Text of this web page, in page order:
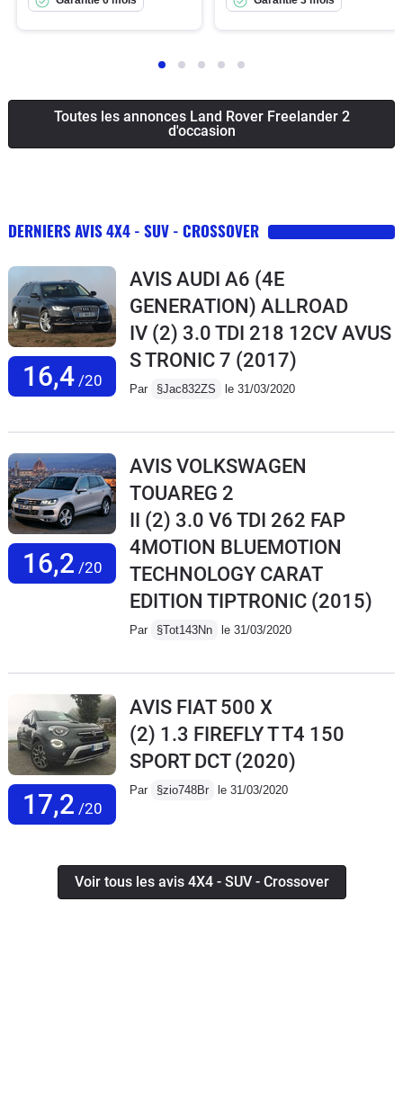
Toutes les annonces Land Rover Freelander 2
d'occasion
DERNIERS AVIS 4X4 - SUV - CROSSOVER
16,4/20
AVIS AUDI A6 (4E
GENERATION) ALLROAD
IV (2) 3.0 TDI 218 12CV AVUS
S TRONIC 7 (2017)
Par §Jac832ZS le 31/03/2020
16,2 /20
AVIS VOLKSWAGEN
TOUAREG 2
II (2) 3.0 V6 TDI 262 FAP
4MOTION BLUEMOTION
TECHNOLOGY CARAT
EDITION TIPTRONIC (2015)
Par §Tot143Nn le 31/03/2020
17,2 /20
AVIS FIAT 500 X
(2) 1.3 FIREFLY T T4 150
SPORT DCT(2020)
Par §zio748Br le 31/03/2020
Voir tous les avis 4X4 - SUV - Crossover